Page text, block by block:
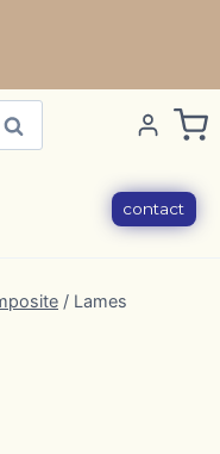
Recherche
contact
/ Lames